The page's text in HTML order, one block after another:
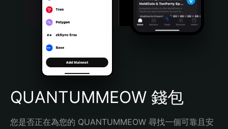
Português (Brasil)
Español (Argentina)
QUANTUMMEOW 錢包
您是否正在為您的 QUANTUMMEOW 尋找一個可靠且安